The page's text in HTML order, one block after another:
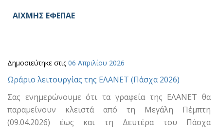
ΑΙΧΜΗΣ ΕΦΕΠΑΕ
Δημοσιεύτηκε στις 06 Απριλίου 2026
Ωράριο λειτουργίας της ΕΛΑΝΕΤ (Πάσχα 2026)
Σας ενημερώνουμε ότι τα γραφεία της ΕΛΑΝΕΤ θα
παραμείνουν κλειστά από τη Μεγάλη Πέμπτη
(09.04.2026) έως και τη Δευτέρα του Πάσχα